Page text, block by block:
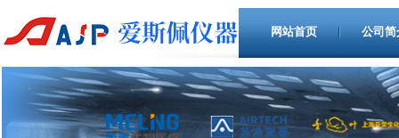
网站首页 公司简